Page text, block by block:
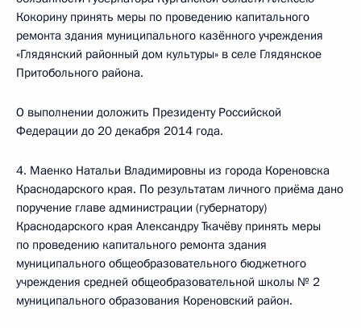
Кокорину принять меры по проведению капитального
ремонта здания муниципального казённого учреждения
«Глядянский районный дом культуры» в селе Глядянское
Притобольного района.
О выполнении доложить Президенту Российской
Федерации до 20 декабря 2014 года.
4. Маенко Натальи Владимировны из города Кореновска
Краснодарского края. По результатам личного приёма дано
поручение главе администрации (губернатору)
Краснодарского края Александру Ткачёву принять меры
по проведению капитального ремонта здания
муниципального общеобразовательного бюджетного
учреждения средней общеобразовательной школы № 2
муниципального образования Кореновский район.